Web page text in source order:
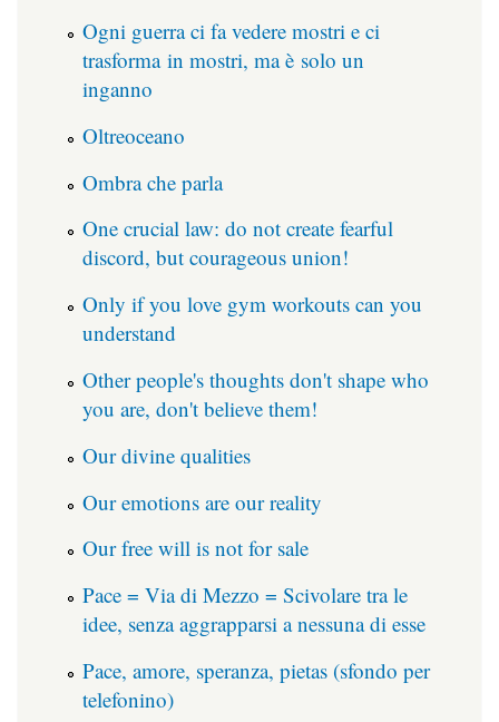
Ogni guerra ci fa vedere mostri e ci
trasforma in mostri, ma è solo un
inganno
Oltreoceano
Ombra che parla
One crucial law: do not create fearful
discord, but courageous union!
Only if you love gym workouts can you
understand
Other people's thoughts don't shape who
you are, don't believe them!
Our divine qualities
Our emotions are our reality
Our free will is not for sale
Pace = Via di Mezzo = Scivolare tra le
idee, senza aggrapparsi a nessuna di esse
Pace, amore, speranza, pietas (sfondo per
telefonino)